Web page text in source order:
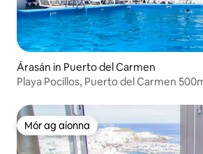
Árasán in Puerto del Carmen
Playa Pocillos, Puerto del Carmen
Mór ag aíonna
Mór ag aíonna